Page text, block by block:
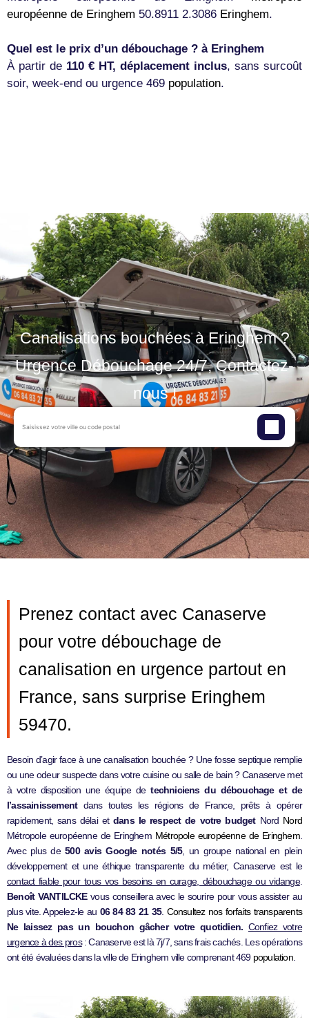
européenne de Eringhem 50.8911 2.3086 Eringhem.
Quel est le prix d’un débouchage ? à Eringhem
À partir de 110 € HT, déplacement inclus, sans surcoût
soir, week-end ou urgence 469 population.
Canalisations bouchées à Eringhem ?
Urgence Débouchage 24/7, Contactez-
nous !
Prenez contact avec Canaserve
pour votre débouchage de
canalisation en urgence partout en
France, sans surprise Eringhem
59470.
Besoin d’agir face à une canalisation bouchée ? Une fosse septique remplie
ou une odeur suspecte dans votre cuisine ou salle de bain ? Canaserve met
à votre disposition une équipe detechniciens du débouchage et de
l’assainissementdans toutes les régions de France, prêts à opérer
rapidement, sans délai et dans le respect de votre budgetNord Nord
Métropole européenne de Eringhem Métropole européenne de Eringhem.
Avec plus de500 avis Google notés 5/5, un groupe national en plein
développement et une éthique transparente du métier, Canaserve est le
contact fiable pour tous vos besoins en curage, débouchage ou vidange.
Benoît VANTILCKEvous conseillera avec le sourire pour vous assister au
plus vite. Appelez-le au 06 84 83 21 35. Consultez nos forfaits transparents
Ne laissez pas un bouchon gâcher votre quotidien. Confiez votre
urgence à des pros: Canaserve est là 7j/7, sans frais cachés. Les opérations
ont été évaluées dans la ville de Eringhem ville comprenant 469 population.